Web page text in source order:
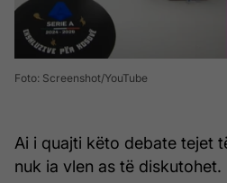
Foto: Screenshot/YouTube
Ai i quajti këto debate tejet
nuk ia vlen as të diskutohet.